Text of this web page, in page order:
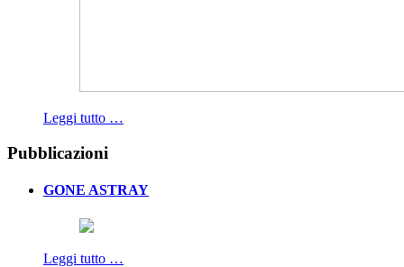
Leggi tutto …
Pubblicazioni
GONE ASTRAY
Leggi tutto …